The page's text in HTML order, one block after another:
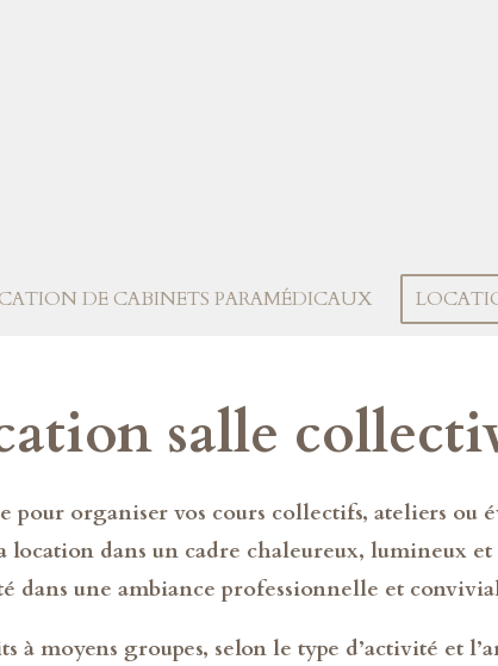
DE CABINETS PARAMÉDICAUX
salle
pour organiser vos cours collectifs, ateliers ou
location dans un cadre chaleureux, lumineux
dans une ambiance professionnelle et
à moyens groupes, selon le type d’activité et